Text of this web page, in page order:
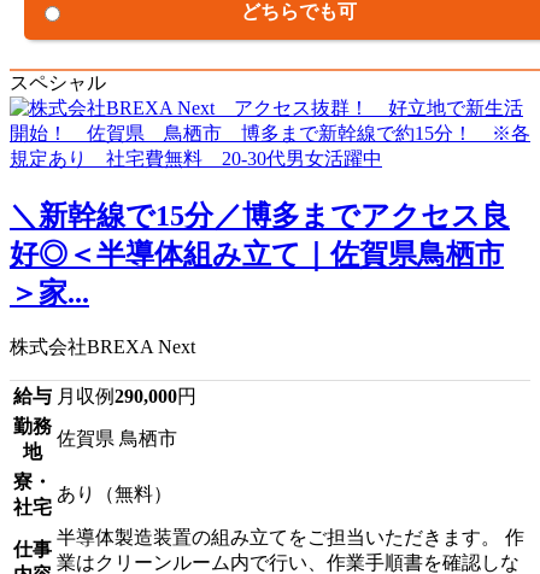
どちらでも可
スペシャル
＼新幹線で15分／博多までアクセス良
好◎＜半導体組み立て｜佐賀県鳥栖市
＞家...
株式会社BREXA Next
給与 月収例290,000円
勤務
地
佐賀県 鳥栖市
寮・
社宅
あり（無料）
仕事
半導体製造装置の組み立てをご担当いただきます。 作
業はクリーンルーム内で行い、作業手順書を確認しな